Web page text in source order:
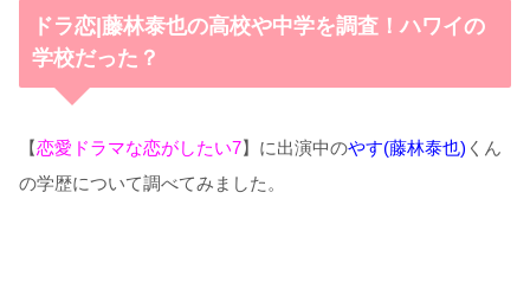
ドラ恋|藤林泰也の高校や中学を調査！ハワイの
学校だった？
【恋愛ドラマな恋がしたい7】に出演中のやす(藤林泰也) くん
の学歴について調べてみました。